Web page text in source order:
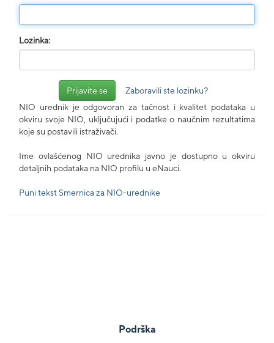
Lozinka:
Zaboravili ste lozinku?
NIO urednik je odgovoran za tačnost i kvalitet podataka u
okviru svoje NIO, uključujući i podatke o naučnim rezultatima
koje su postavili istraživači.
Ime ovlašćenog NIO urednika javno je dostupno u okviru
detaljnih podataka na NIO profilu u eNauci.
Puni tekst Smernica za NIO-urednike
Podrška